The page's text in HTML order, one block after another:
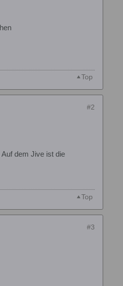
Top
#2
dem Jive ist die
Top
#3